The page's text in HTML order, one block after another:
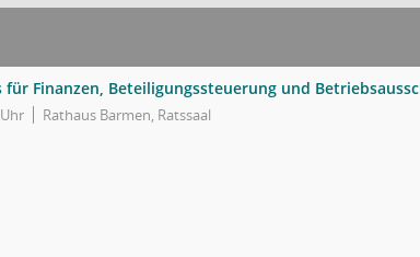
für Finanzen, Beteiligungssteuerung und
Rathaus Barmen, Ratssaal